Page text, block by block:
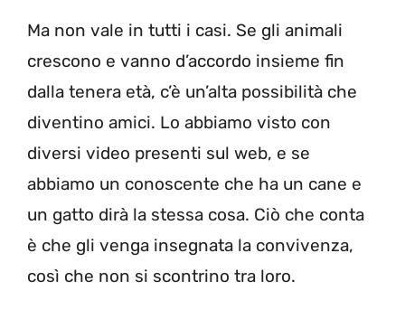
Ma non vale in tutti i casi. Se gli animali
crescono e vanno d’accordo insieme fin
dalla tenera età, c’è un’alta possibilità che
diventino amici. Lo abbiamo visto con
diversi video presenti sul web, e se
abbiamo un conoscente che ha un cane e
un gatto dirà la stessa cosa. Ciò che conta
è che gli venga insegnata la convivenza,
così che non si scontrino tra loro.